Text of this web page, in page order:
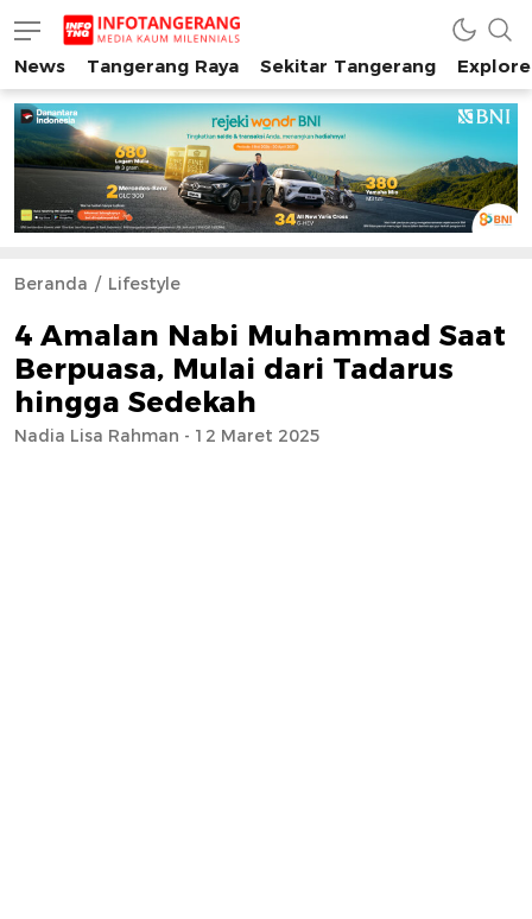
INFO TANGERANG
Media Kaum Millenials Tangerang Raya
News Tangerang Raya Sekitar Tangerang
Beranda Lifestyle
4 Amalan Nabi Muhammad Saat
Berpuasa, Mulai dari Tadarus
hingga Sedekah
Nadia Lisa Rahman - 12 Maret 2025